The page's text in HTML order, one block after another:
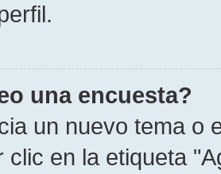
una encuesta?
un nuevo tema o
clic en la etiqueta